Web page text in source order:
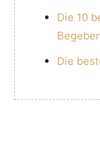
Die 10
Die